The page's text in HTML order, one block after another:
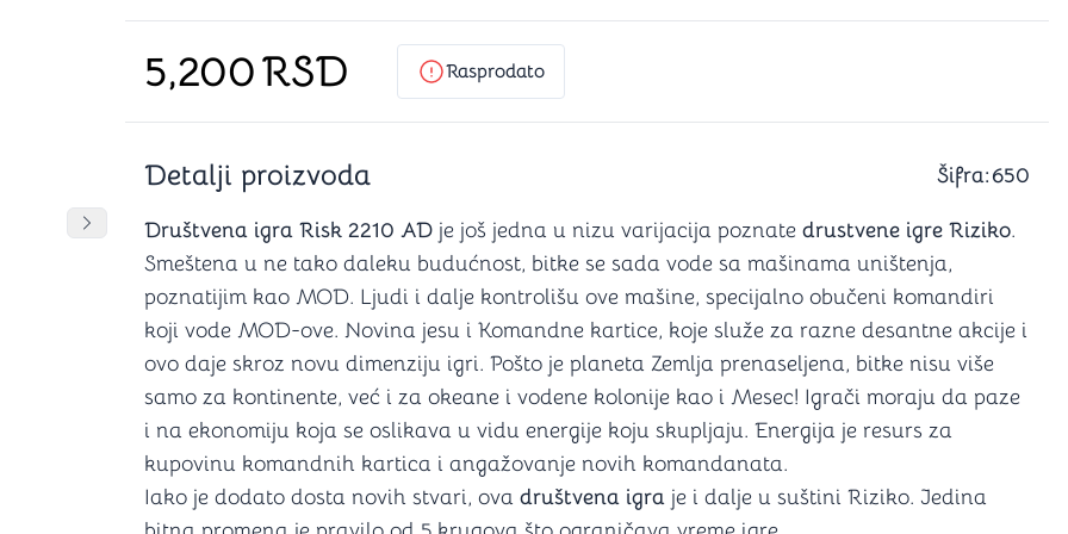
Šah
4 u 1 igre
Backgammon (Tavla)
Podloge za igranje
Zaštite za karte
Kockice D6 (za Jamb)
Kutijice
Mozgalice
Hanayama
Kocke
Ostale mozgalice
Stripovi
Pomeranje sadržaja slajdera u desno
5,200RSD Rasprodato
Detalji proizvoda Šifra:650
Društvena igra Risk 2210 AD je još jedna u nizu varijacija poznate drustvene igre Riziko.
Smeštena u ne tako daleku budućnost, bitke se sada vode sa mašinama uništenja,
poznatijim kao MOD. Ljudi i dalje kontrolišu ove mašine, specijalno obučeni komandiri
koji vode MOD-ove. Novina jesu i Komandne kartice, koje služe za razne desantne akcije i
ovo daje skroz novu dimenziju igri. Pošto je planeta Zemlja prenaseljena, bitke nisu više
samo za kontinente, već i za okeane i vodene kolonije kao i Mesec! Igrači moraju da paze
i na ekonomiju koja se oslikava u vidu energije koju skupljaju. Energija je resurs za
kupovinu komandnih kartica i angažovanje novih komandanata.
Iako je dodato dosta novih stvari, ova društvena igra je i dalje u suštini Riziko. Jedina